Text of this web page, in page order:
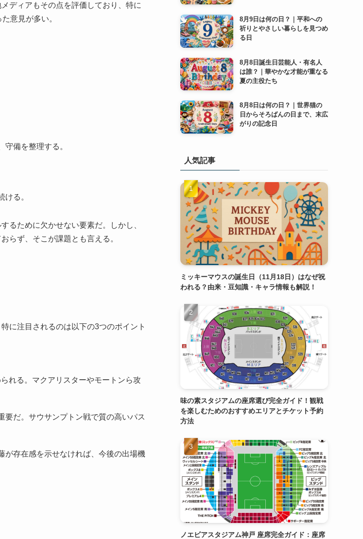
ディアもその点を評価しており、特に
意見が多い。
備を整理する。
る。
るために欠かせない要素だ。しかし、
らず、そこが課題とも言える。
に注目されるのは以下の3つのポイント
れる。マクアリスターやモートンら攻
要だ。サウサンプトン戦で質の高いパス
が存在感を示せなければ、今後の出場機
8月9日は何の日？｜平和への
祈りとやさしい暮らしを見つめ
る日
8月8日誕生日芸能人・有名人
は誰？｜華やかな才能が重なる
夏の主役たち
8月8日は何の日？｜世界猫の
日からそろばんの日まで、末広
がりの記念日
人気記事
ミッキーマウスの誕生日（11月18日）はなぜ祝
われる？由来・豆知識・キャラ情報も解説！
味の素スタジアムの座席選び完全ガイド！観戦
を楽しむためのおすすめエリアとチケット予約
方法
ノエビアスタジアム神戸 座席完全ガイド：座席